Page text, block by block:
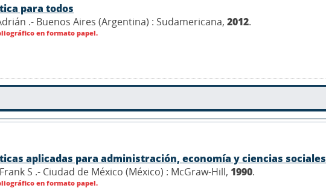
para todos
.- Buenos Aires (Argentina) : Sudamericana, 2012.
en formato papel.
aplicadas para administración, economía y ciencias sociales
S .- Ciudad de México (México) : McGraw-Hill, 1990.
en formato papel.